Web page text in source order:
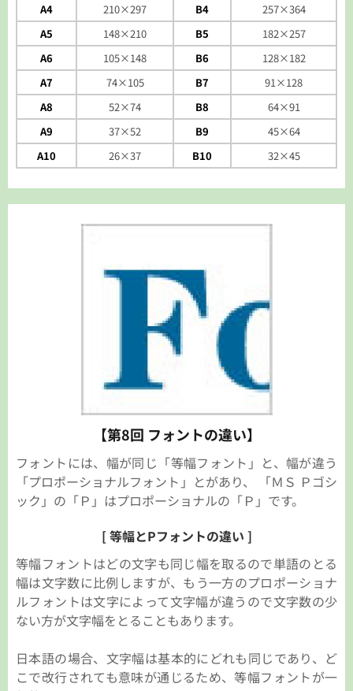
A4
210×297 B4
257×364
A5
148×210 B5
182×257
A6
105×148 B6
128×182
A7
74×105 B7
91×128
A8
52×74 B8
64×91
A9
37×52 B9
45×64
A10
26×37 B10 32×45
【第8回 フォントの違い】
フォントには、幅が同じ「等幅フォント」と、幅が違う
「プロポーショナルフォント」とがあり、 「ＭＳ Ｐゴシ
ック」の「Ｐ」はプロポーショナルの「Ｐ」です。
[ 等幅とPフォントの違い ]
等幅フォントはどの文字も同じ幅を取るので単語のとる
幅は文字数に比例しますが、もう一方のプロポーショナ
ルフォントは文字によって文字幅が違うので文字数の少
ない方が文字幅をとることもあります。
日本語の場合、文字幅は基本的にどれも同じであり、ど
こで改行されても意味が通じるため、等幅フォントが一